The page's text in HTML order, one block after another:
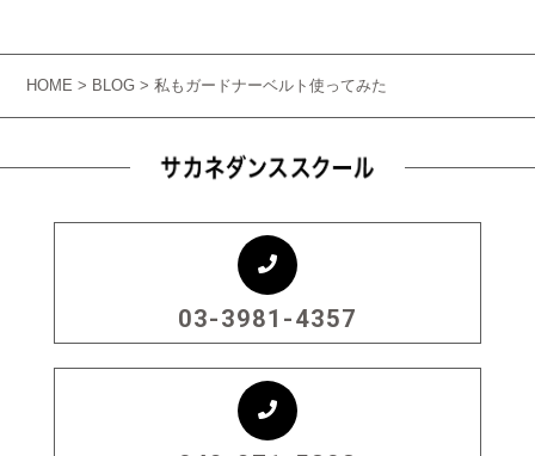
HOME> BLOG > 私もガードナーベルト使ってみた
03-3981-4357